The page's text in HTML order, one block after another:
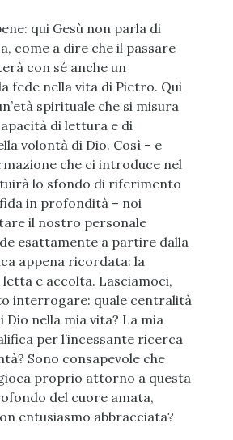
qui Gesù non parla di
come a dire che il passare
con sé anche un
fede nella vita di Pietro. Qui
spirituale che si misura
di lettura e di
volontà di Dio. Così – e
che ci introduce nel
lo sfondo di riferimento
in profondità – noi
il nostro personale
esattamente a partire dalla
appena ricordata: la
e accolta. Lasciamoci,
interrogare: quale centralità
Dio nella mia vita? La mia
per l’incessante ricerca
Sono consapevole che
proprio attorno a questa
del cuore amata,
entusiasmo abbracciata?